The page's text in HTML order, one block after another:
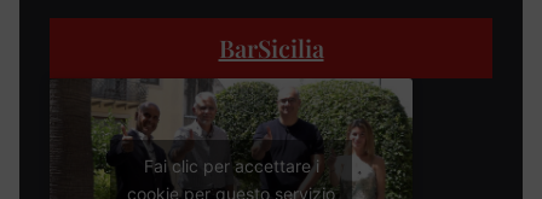
BarSicilia
Fai clic per accettare i
cookie per questo servizio